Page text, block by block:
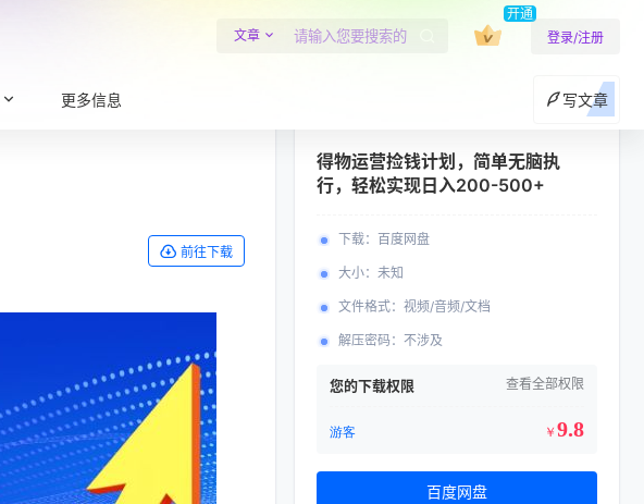
文章
开通
登录/注册
更多信息 写文章
前往下载
得物运营捡钱计划，简单无脑执
行，轻松实现日入200-500+
下载： 百度网盘
大小： 未知
文件格式： 视频/音频/文档
解压密码： 不涉及
您的下载权限 查看全部权限
游客 ￥ 9.8
百度网盘